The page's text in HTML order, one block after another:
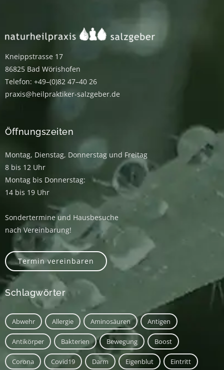
Kneippstrasse 17
86825 Bad Wörishofen
Telefon: +49–(0)82 47–40 26
praxis@heilpraktiker-salzgeber.de
Öffnungszeiten
Montag, Dienstag, Donnerstag und Freitag
8 bis 12 Uhr
Montag bis Donnerstag:
14 bis 19 Uhr
Sondertermine und Hausbesuche
nach Vereinbarung!
Termin vereinbaren
Schlagwörter
Abwehr Allergie Aminosäuren Antigen
Antikörper Bakterien Bewegung Boost
Corona Covid19 Darm Eigenblut Eintritt